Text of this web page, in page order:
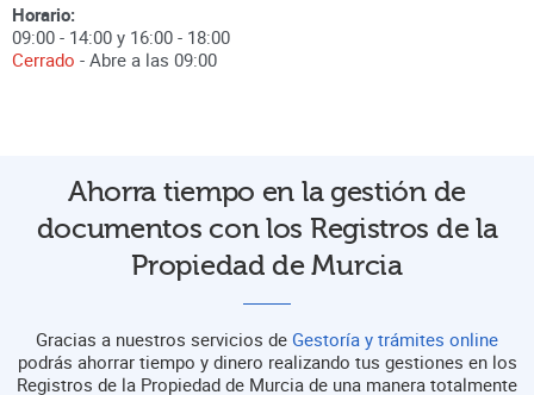
Horario:
09:00 - 14:00 y 16:00 - 18:00
Cerrado - Abre a las 09:00
Ahorra tiempo en la gestión de
documentos con los Registros de la
Propiedad de Murcia
Gracias a nuestros servicios de Gestoría y trámites online
podrás ahorrar tiempo y dinero realizando tus gestiones en los
Registros de la Propiedad de Murcia de una manera totalmente